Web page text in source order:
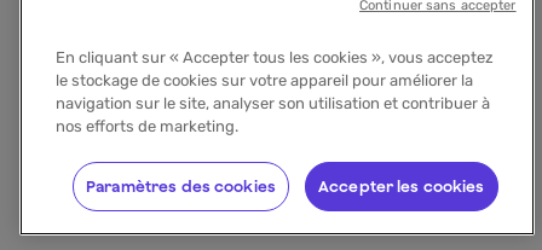
En cliquant sur « Accepter tous les cookies », vous acceptez
le stockage de cookies sur votre appareil pour améliorer la
navigation sur le site, analyser son utilisation et contribuer à
nos efforts de marketing.
Accepter les cookies
Paramètres des cookies
Continuer sans accepter